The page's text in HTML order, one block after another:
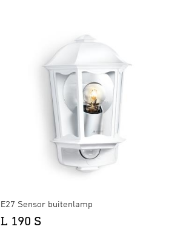
E27 Sensor buitenlamp
L 190 S